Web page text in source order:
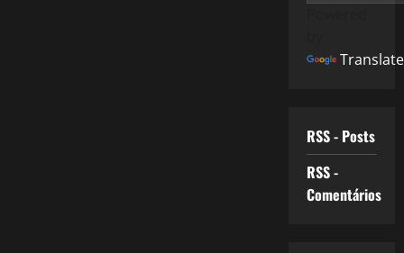
Translate
RSS - Posts
RSS -
Comentários